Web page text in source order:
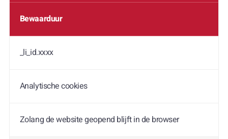
Bewaarduur
_li_id.xxxx
Analytische cookies
Zolang de website geopend blijft in de browser